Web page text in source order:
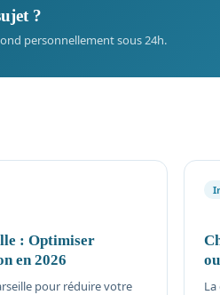
?
personnellement sous 24h.
: Optimiser
en 2026
pour réduire votre